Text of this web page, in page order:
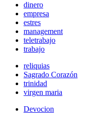
dinero
empresa
estres
management
teletrabajo
trabajo
reliquias
Sagrado Corazón
trinidad
virgen maria
Devocion